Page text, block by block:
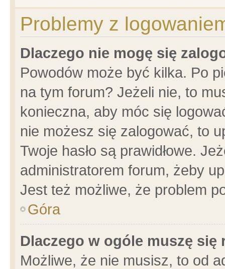
Problemy z
Dlaczego nie mogę się
Powodów może być kilka. Po
na tym forum? Jeżeli nie, to
konieczna, aby móc się
nie możesz się zalogować, to
Twoje hasło są prawidłowe.
administratorem forum, żeby
Jest też możliwe, że problem
Góra
Dlaczego w ogóle muszę się
Możliwe, że nie musisz, to od